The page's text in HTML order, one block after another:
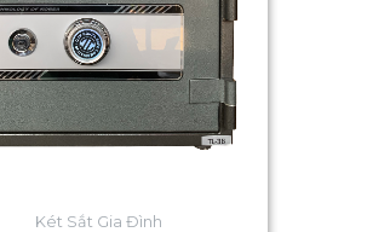
Két Sắt Gia Đình